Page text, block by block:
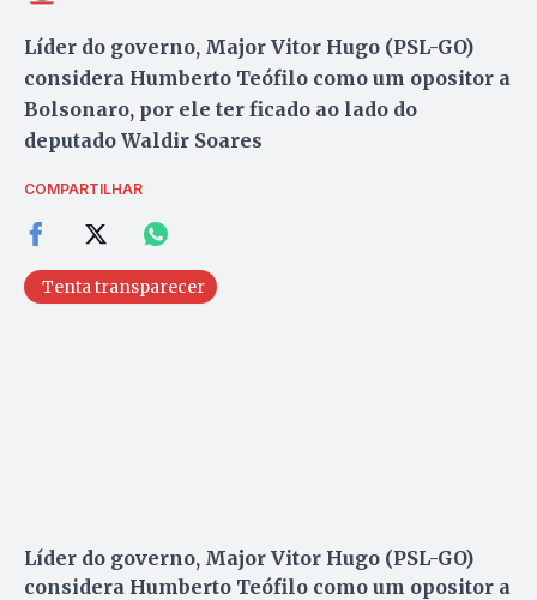
Líder do governo, Major Vitor Hugo (PSL-GO)
considera Humberto Teófilo como um opositor a
Bolsonaro, por ele ter ficado ao lado do
deputado Waldir Soares
COMPARTILHAR
Tenta transparecer
Líder do governo, Major Vitor Hugo (PSL-GO)
considera Humberto Teófilo como um opositor a